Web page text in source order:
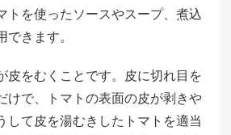
トを使ったソースやスープ、煮込
きます。
皮をむくことです。皮に切れ目を
けで、トマトの表面の皮が剥きや
して皮を湯むきしたトマトを適当